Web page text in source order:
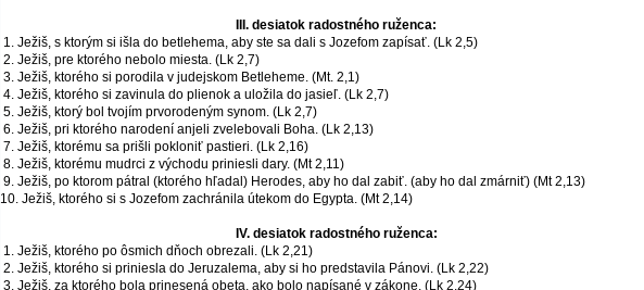
III. desiatok radostného ruženca:
1. Ježiš, s ktorým si išla do betlehema, aby ste sa dali s Jozefom zapísať. (Lk 2,5)
2. Ježiš, pre ktorého nebolo miesta. (Lk 2,7)
3. Ježiš, ktorého si porodila v judejskom Betleheme. (Mt. 2,1)
4. Ježiš, ktorého si zavinula do plienok a uložila do jasieľ. (Lk 2,7)
5. Ježiš, ktorý bol tvojím prvorodeným synom. (Lk 2,7)
6. Ježiš, pri ktorého narodení anjeli zvelebovali Boha. (Lk 2,13)
7. Ježiš, ktorému sa prišli pokloniť pastieri. (Lk 2,16)
8. Ježiš, ktorému mudrci z východu priniesli dary. (Mt 2,11)
9. Ježiš, po ktorom pátral (ktorého hľadal) Herodes, aby ho dal zabiť. (aby ho dal zmárniť) (Mt 2,13)
10. Ježiš, ktorého si s Jozefom zachránila útekom do Egypta. (Mt 2,14)
IV. desiatok radostného ruženca:
1. Ježiš, ktorého po ôsmich dňoch obrezali. (Lk 2,21)
2. Ježiš, ktorého si priniesla do Jeruzalema, aby si ho predstavila Pánovi. (Lk 2,22)
3. Ježiš, za ktorého bola prinesená obeta, ako bolo napísané v zákone. (Lk 2,24)